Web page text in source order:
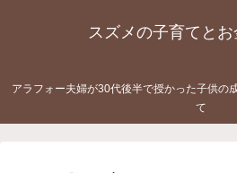
スズメの子育てと
アラフォー夫婦が30代後半で授かった子供の
て